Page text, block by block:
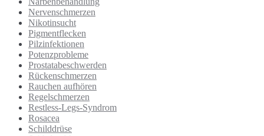
Nervenschmerzen
Nikotinsucht
Pigmentflecken
Pilzinfektionen
Potenzprobleme
Prostatabeschwerden
Rückenschmerzen
Rauchen aufhören
Regelschmerzen
Restless-Legs-Syndrom
Rosacea
Schilddrüse